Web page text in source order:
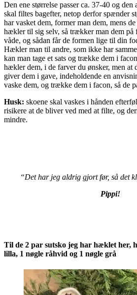
Den ene størrelse passer ca. 37-40 og den
skal filtes bagefter, netop derfor spænder
har vasket dem, former man dem, mens
hækler til sig selv, så trækker man dem på
våde, og sådan får de formen lige til din
Hækler man til andre, som ikke har
kan man tage et sats og trække dem i
hækler dem, i de farver du ønsker, men at
giver dem i gave, indeholdende en
vaske dem, og trække dem i facon, så de
Husk: skoene skal vaskes i hånden
risikere at de bliver ved med at filte, og
mindre.
“Det har jeg aldrig gjort før, så det
Pippi!
Til de 2 par sutsko jeg har hæklet her,
lilla, 1 nøgle råhvid og 1 nøgle grå